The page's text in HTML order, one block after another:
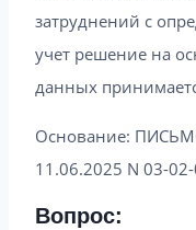
затруднений с
учет решение на
данных
Основание:
11.06.2025 N 03-
Вопрос: